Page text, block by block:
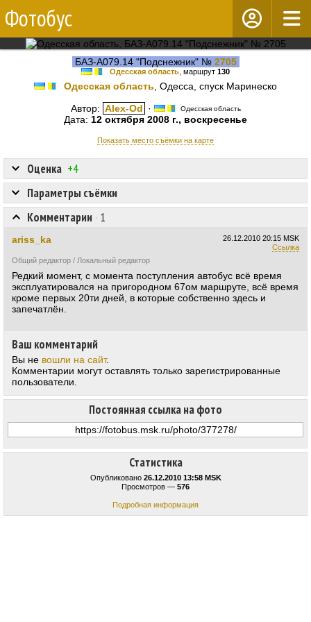
Фотобус
БАЗ-А079.14 "Подснежник" № 2705
Одесская область , маршрут 130
Одесская область , Одесса, спуск Маринеско
Автор: Alex-Od · Одесская область
Дата: 12 октября 2008 г., воскресенье
Показать место съёмки на карте
Статистика
Опубликовано 26.12.2010 13:58 MSK
Просмотров — 576
Подробная информация
Оценка +4
Постоянная ссылка на фото
Параметры съёмки
Комментарии · 1
26.12.2010 20:15 MSK
Ссылка
ariss_ka
Общий редактор / Локальный редактор
Редкий момент, с момента поступления автобус всё время
эксплуатировался на пригородном 67ом маршруте, всё время
кроме первых 20ти дней, в которые собственно здесь и
запечатлён.
Ваш комментарий
Вы не вошли на сайт.
Комментарии могут оставлять только зарегистрированные
пользователи.